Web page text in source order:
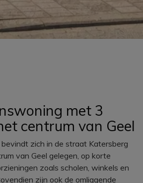
met 3
centrum van Geel
zich in de straat Katersberg
van Geel gelegen, op korte
zoals scholen, winkels en
zijn ook de omliggende